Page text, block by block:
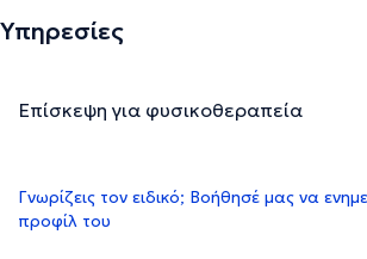
Υπηρεσίες
Επίσκεψη για φυσικοθεραπεία
Γνωρίζεις τον ειδικό; Βοήθησέ μας να
προφίλ του